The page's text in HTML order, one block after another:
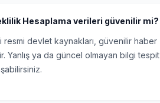
Hesaplama verileri güvenilir mi?
devlet kaynakları, güvenilir haber
Yanlış ya da güncel olmayan bilgi tespit